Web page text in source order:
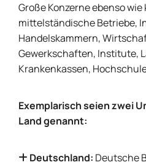
Große Konzerne ebenso
mittelständische Betriebe,
Handelskammern,
Gewerkschaften, Institute,
Krankenkassen,
Exemplarisch seien zwei
Land genannt:
 Deutschland: Deutsche